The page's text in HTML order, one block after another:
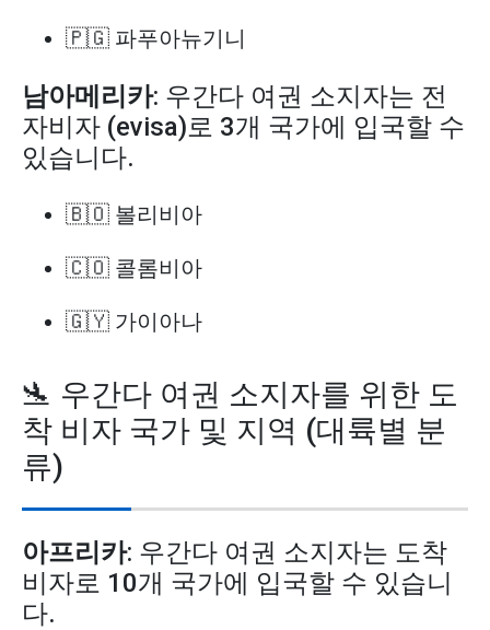
🇵🇬 파푸아뉴기니
남아메리카: 우간다 여권 소지자는 전
자비자 (evisa)로 3개 국가에 입국할 수
있습니다.
🇧🇴 볼리비아
🇨🇴 콜롬비아
🇬🇾 가이아나
🛬 우간다 여권 소지자를 위한 도
착 비자 국가 및 지역 (대륙별 분
류)
아프리카: 우간다 여권 소지자는 도착
비자로 10개 국가에 입국할 수 있습니
다.